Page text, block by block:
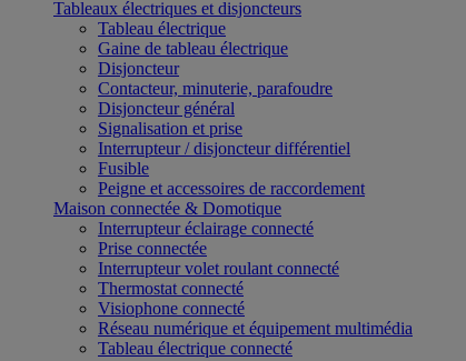
Tableaux électriques et disjoncteurs
Tableau électrique
Gaine de tableau électrique
Disjoncteur
Contacteur, minuterie, parafoudre
Disjoncteur général
Signalisation et prise
Interrupteur / disjoncteur différentiel
Fusible
Peigne et accessoires de raccordement
Maison connectée & Domotique
Interrupteur éclairage connecté
Prise connectée
Interrupteur volet roulant connecté
Thermostat connecté
Visiophone connecté
Réseau numérique et équipement multimédia
Tableau électrique connecté